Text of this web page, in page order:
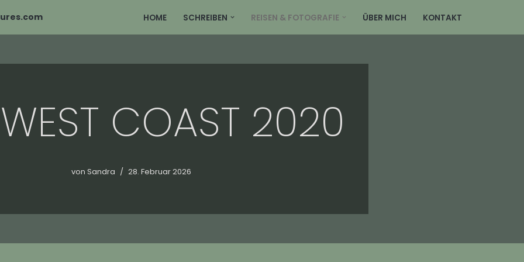
HOME SCHREIBEN REISEN & FOTOGRAFIE ÜBER MICH KONTAKT
COAST 2020
von Sandra 28. Februar 2026